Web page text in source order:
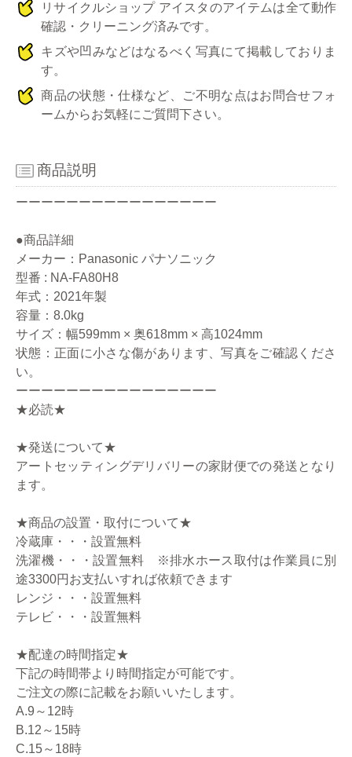
リサイクルショップ アイスタのアイテムは全て動作
確認・クリーニング済みです。
キズや凹みなどはなるべく写真にて掲載しておりま
す。
商品の状態・仕様など、ご不明な点はお問合せフォ
ームからお気軽にご質問下さい。
商品説明
ーーーーーーーーーーーーーーーー
●商品詳細
メーカー：Panasonic パナソニック
型番 : NA-FA80H8
年式：2021年製
容量：8.0kg
サイズ：幅599mm × 奥618mm × 高1024mm
状態：正面に小さな傷があります、写真をご確認くださ
い。
ーーーーーーーーーーーーーーーー
★必読★
★発送について★
アートセッティングデリバリーの家財便での発送となり
ます。
★商品の設置・取付について★
冷蔵庫・・・設置無料
洗濯機・・・設置無料 ※排水ホース取付は作業員に別
途3300円お支払いすれば依頼できます
レンジ・・・設置無料
テレビ・・・設置無料
★配達の時間指定★
下記の時間帯より時間指定が可能です。
ご注文の際に記載をお願いいたします。
A.9～12時
B.12～15時
C.15～18時